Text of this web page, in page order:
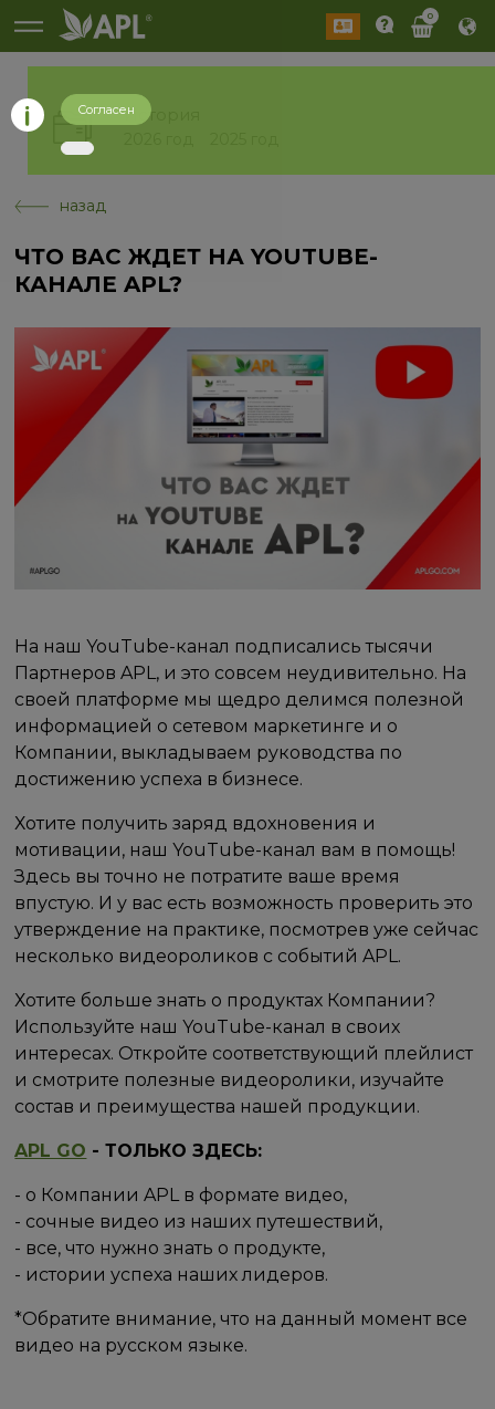
0
История
назад
ЧТО ВАС ЖДЕТ НА YOUTUBE-
КАНАЛЕ APL?
На наш YouTube-канал подписались тысячи
Партнеров APL, и это совсем неудивительно. На
своей платформе мы щедро делимся полезной
информацией о сетевом маркетинге и о
Компании, выкладываем руководства по
достижению успеха в бизнесе.
Хотите получить заряд вдохновения и
мотивации, наш YouTube-канал вам в помощь!
Здесь вы точно не потратите ваше время
впустую. И у вас есть возможность проверить это
утверждение на практике, посмотрев уже сейчас
несколько видеороликов с событий APL.
Хотите больше знать о продуктах Компании?
Используйте наш YouTube-канал в своих
интересах. Откройте соответствующий плейлист
и смотрите полезные видеоролики, изучайте
состав и преимущества нашей продукции.
APL GO - ТОЛЬКО ЗДЕСЬ:
- о Компании APL в формате видео,
- сочные видео из наших путешествий,
- все, что нужно знать о продукте,
- истории успеха наших лидеров.
*Обратите внимание, что на данный момент все
видео на русском языке.
Согласен